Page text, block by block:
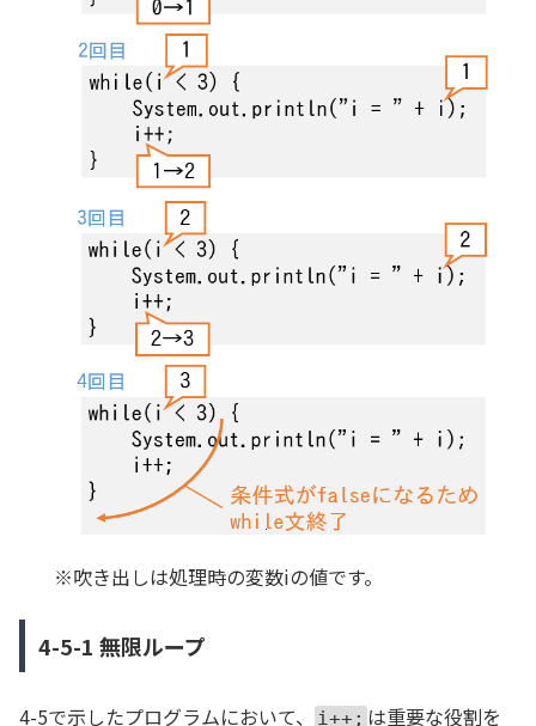
※吹き出しは処理時の変数iの値です。
4-5-1 無限ループ
4-5で示したプログラムにおいて、 i++; は重要な役割を